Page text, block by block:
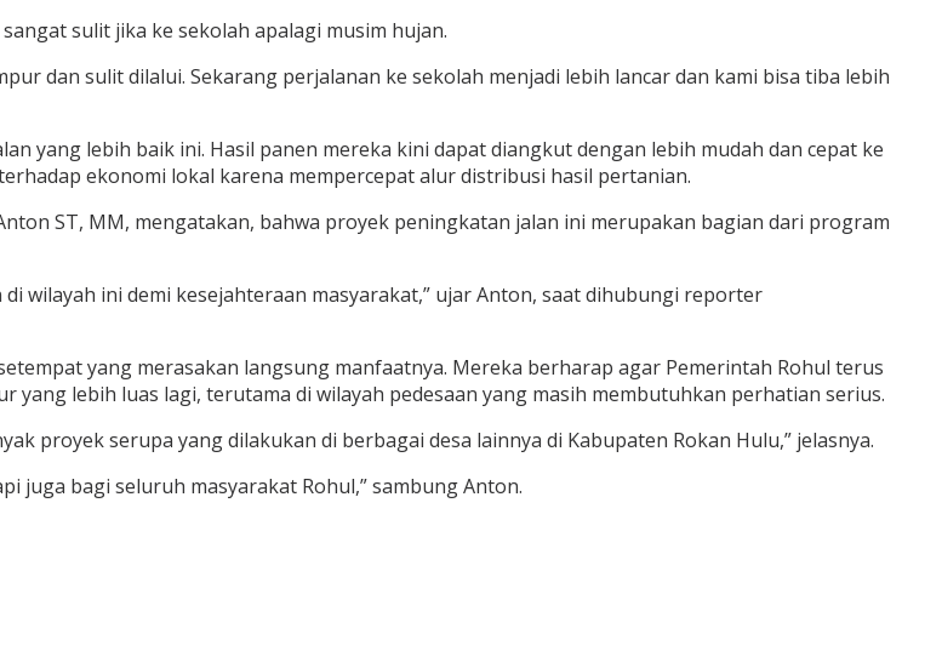
sulit jika ke sekolah apalagi musim hujan.
dan sulit dilalui. Sekarang perjalanan ke sekolah menjadi lebih lancar dan kami bisa tiba lebih
yang lebih baik ini. Hasil panen mereka kini dapat diangkut dengan lebih mudah dan cepat ke
ekonomi lokal karena mempercepat alur distribusi hasil pertanian.
ST, MM, mengatakan, bahwa proyek peningkatan jalan ini merupakan bagian dari program
ini demi kesejahteraan masyarakat,” ujar Anton, saat dihubungi reporter
yang merasakan langsung manfaatnya. Mereka berharap agar Pemerintah Rohul terus
lebih luas lagi, terutama di wilayah pedesaan yang masih membutuhkan perhatian serius.
proyek serupa yang dilakukan di berbagai desa lainnya di Kabupaten Rokan Hulu,” jelasnya.
juga bagi seluruh masyarakat Rohul,” sambung Anton.